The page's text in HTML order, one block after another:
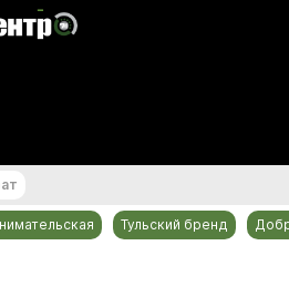
Тульский бренд